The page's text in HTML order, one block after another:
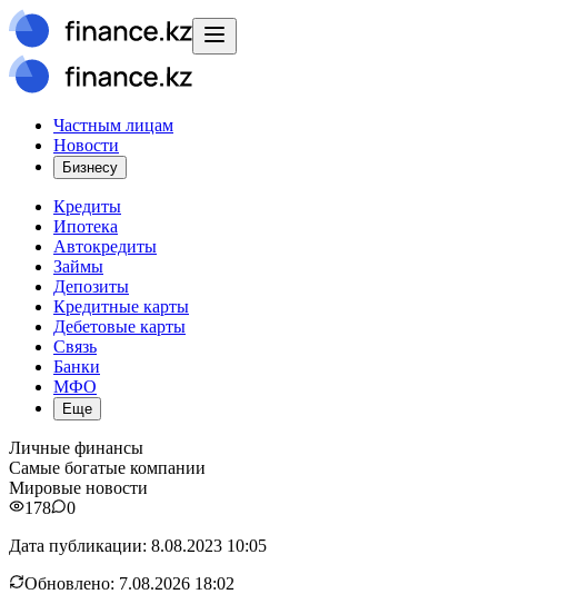
Частным лицам
Новости
Бизнесу
Кредиты
Ипотека
Автокредиты
Займы
Депозиты
Кредитные карты
Дебетовые карты
Связь
Банки
МФО
Еще
Личные финансы
Самые богатые компании
Мировые новости
178
0
Дата публикации: 8.08.2023 10:05
Обновлено: 7.08.2026 18:02